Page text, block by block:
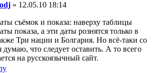
» 12.05.10 18:14
съёмок и показа: наверху таблицы
показа, а эти даты рознятся только в
Три нации и Болгария. Но всё-таки со
думаю, что следует оставить. А то всего
на русскоязычный сайт.